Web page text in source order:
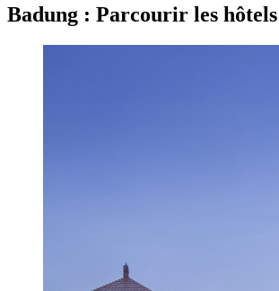
Badung : Parcourir les hôtels